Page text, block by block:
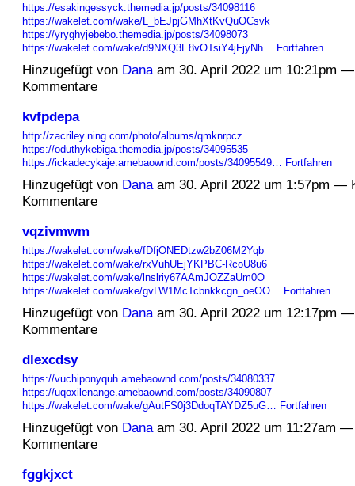
https://esakingessyck.themedia.jp/posts/34098116
https://wakelet.com/wake/L_bEJpjGMhXtKvQuOCsvk
https://yryghyjebebo.themedia.jp/posts/34098073
https://wakelet.com/wake/d9NXQ3E8vOTsiY4jFjyNh…
Fortfahren
Hinzugefügt von Danaam 30. April 2022 um 10:21pm
Kommentare
kvfpdepa
http://zacriley.ning.com/photo/albums/qmknrpcz
https://oduthykebiga.themedia.jp/posts/34095535
https://ickadecykaje.amebaownd.com/posts/34095549…
Fortfahren
Hinzugefügt von Danaam 30. April 2022 um 1:57pm —
Kommentare
vqzivmwm
https://wakelet.com/wake/fDfjONEDtzw2bZ06M2Yqb
https://wakelet.com/wake/rxVuhUEjYKPBC-RcoU8u6
https://wakelet.com/wake/lnslriy67AAmJOZZaUm0O
https://wakelet.com/wake/gvLW1McTcbnkkcgn_oeOO…
Fortfahren
Hinzugefügt von Danaam 30. April 2022 um 12:17pm
Kommentare
dlexcdsy
https://vuchiponyquh.amebaownd.com/posts/34080337
https://uqoxilenange.amebaownd.com/posts/34090807
https://wakelet.com/wake/gAutFS0j3DdoqTAYDZ5uG…
Fortfahren
Hinzugefügt von Danaam 30. April 2022 um 11:27am —
Kommentare
fggkjxct